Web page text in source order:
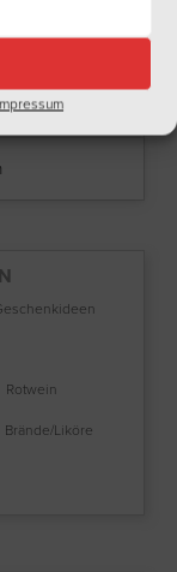
Rotwein
Brände/Liköre